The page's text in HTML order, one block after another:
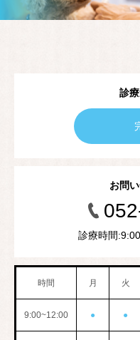
診
お問
診療時間
時間 月 火
9:00~12:00 ● ●